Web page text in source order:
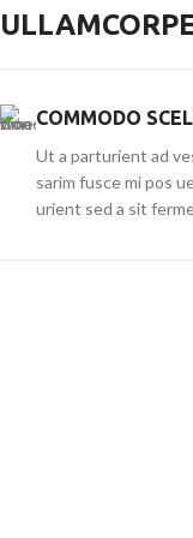
COMMODO
Ut a parturient ad
sarim fusce mi pos
urient sed a sit